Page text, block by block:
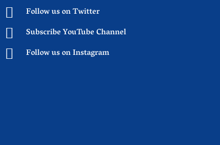
Follow us on Twitter
Subscribe YouTube Channel
Follow us on Instagram